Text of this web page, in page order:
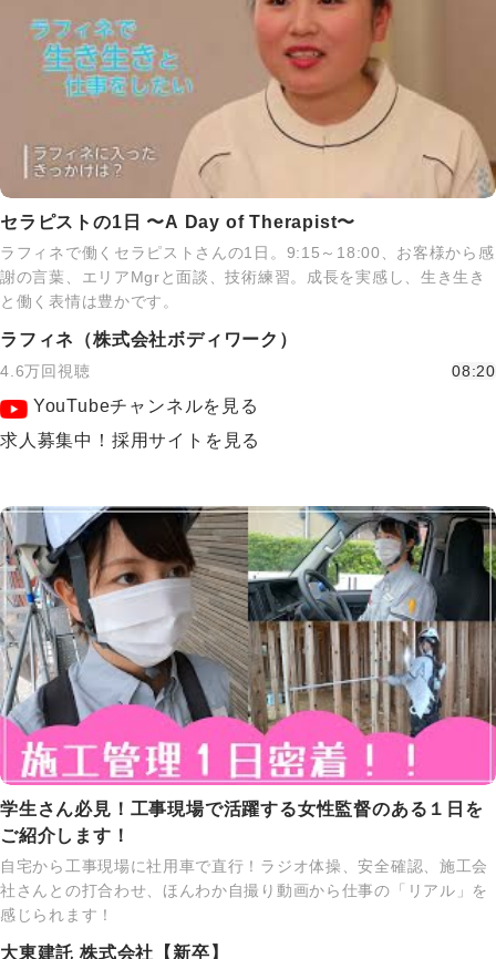
セラピストの1日 〜A Day of Therapist〜
ラフィネで働くセラピストさんの1日。9:15～18:00、お客様から感
謝の言葉、エリアMgrと面談、技術練習。成長を実感し、生き生き
と働く表情は豊かです。
ラフィネ（株式会社ボディワーク）
4.6万回視聴 08:20
YouTubeチャンネルを見る
求人募集中！採用サイトを見る
学生さん必見！工事現場で活躍する女性監督のある１日を
ご紹介します！
自宅から工事現場に社用車で直行！ラジオ体操、安全確認、施工会
社さんとの打合わせ、ほんわか自撮り動画から仕事の「リアル」を
感じられます！
大東建託 株式会社【新卒】